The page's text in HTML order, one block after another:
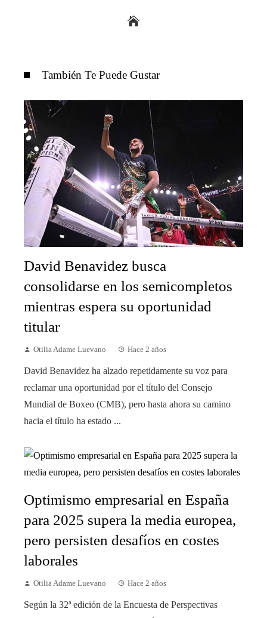
También Te Puede Gustar
David Benavidez busca
consolidarse en los semicompletos
mientras espera su oportunidad
titular
Otilia Adame Luevano Hace 2 años
David Benavidez ha alzado repetidamente su voz para
reclamar una oportunidad por el título del Consejo
Mundial de Boxeo (CMB), pero hasta ahora su camino
hacia el título ha estado ...
Optimismo empresarial en España
para 2025 supera la media europea,
pero persisten desafíos en costes
laborales
Otilia Adame Luevano Hace 2 años
Según la 32ª edición de la Encuesta de Perspectivas